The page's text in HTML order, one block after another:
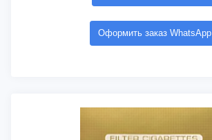
Оформить заказ WhatsApp